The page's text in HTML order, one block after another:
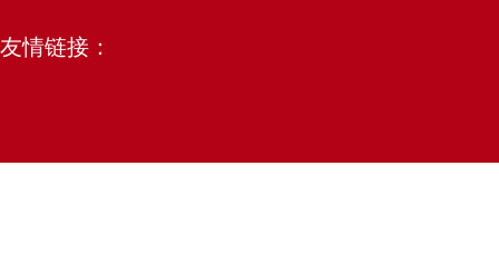
友情链接：